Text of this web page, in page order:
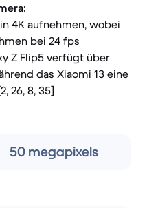
4K aufnehmen, wobei
bei 24 fps
Z Flip5 verfügt über
das Xiaomi 13 eine
26, 8, 35]
50 megapixels